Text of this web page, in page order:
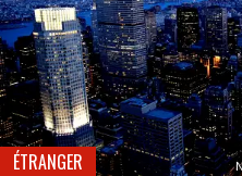
ÉTRANGER